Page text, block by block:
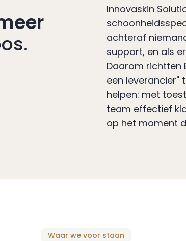
Innovaskin
achteraf
support, en als
Daarom richtten
een leverancier"
helpen: met
team effectief
op het moment
Waar we voor staan